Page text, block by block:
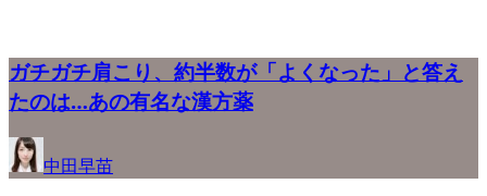
ガチガチ肩こり、約半数が「よくなった」と答え
たのは…あの有名な漢方薬
中田早苗